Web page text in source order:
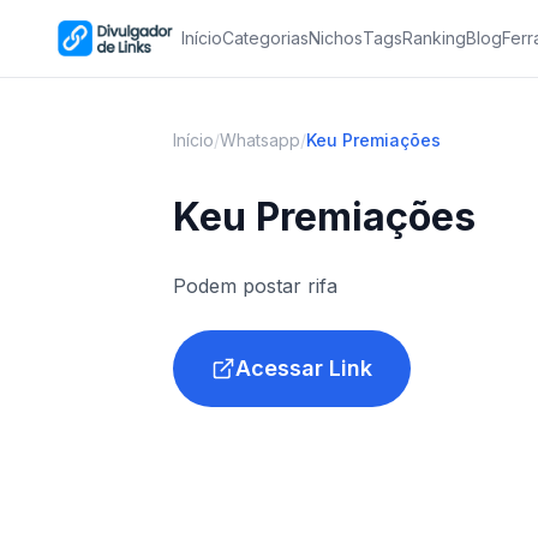
InícioCategoriasNichosTagsRankingBlog
Início/Whatsapp/Keu Premiações
Keu Premiações
Podem postar rifa
Acessar Link